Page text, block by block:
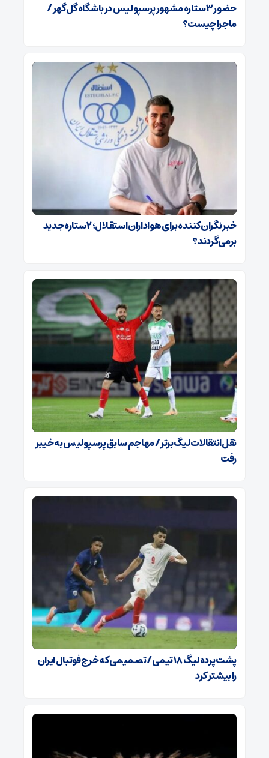
حضور ۳ ستاره مشهور پرسپولیس در باشگاه گل‌گهر /
ماجرا چیست؟
خبر نگران‌کننده برای هواداران استقلال؛ ۲ ستاره جدید
برمی‌گردند؟
نقل‌انتقالات لیگ برتر / مهاجم سابق پرسپولیس به خیبر
رفت
پشت پرده لیگ ۱۸ تیمی / تصمیمی که خرج فوتبال ایران
را بیشتر کرد